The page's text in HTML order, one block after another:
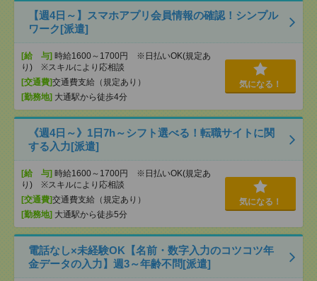
【週4日～】スマホアプリ会員情報の確認！シンプル
ワーク[派遣]
[給 与] 時給1600～1700円 ※日払いOK(規定あ
り) ※スキルにより応相談
[交通費]交通費支給（規定あり）
[勤務地] 大通駅から徒歩4分
気になる！
《週4日～》1日7h～シフト選べる！転職サイトに関
する入力[派遣]
[給 与] 時給1600～1700円 ※日払いOK(規定あ
り) ※スキルにより応相談
[交通費]交通費支給（規定あり）
[勤務地] 大通駅から徒歩5分
気になる！
電話なし×未経験OK【名前・数字入力のコツコツ年
金データの入力】週3～年齢不問[派遣]